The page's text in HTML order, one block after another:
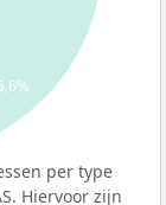
per type
Hiervoor zijn